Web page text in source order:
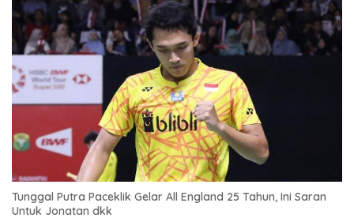
Tunggal Putra Paceklik Gelar All England 25 Tahun, Ini Saran
Untuk Jonatan dkk